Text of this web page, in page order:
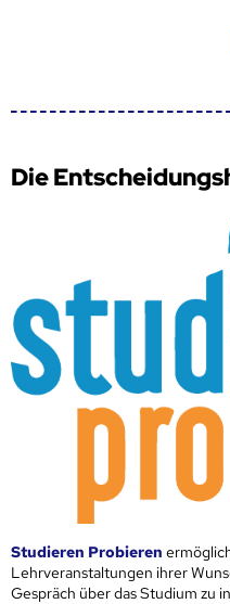
Die
Studieren Probieren
Lehrveranstaltungen ihrer
Gespräch über das Studium zu